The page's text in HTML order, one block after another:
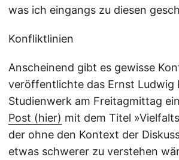
was ich eingangs zu diesen
Konfliktlinien
Anscheinend gibt es gewisse
veröffentlichte das Ernst Ludwig
Studienwerk am Freitagmittag
Post (hier) mit dem Titel
der ohne den Kontext der
etwas schwerer zu verstehen